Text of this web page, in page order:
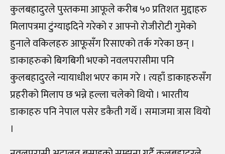
कुलबहादुरले पुस्तकमा आफूले करीब ५० प्रतिशत मुद्दाहरु
मिलापत्रमा टुंग्याइदिने गरेको र आफ्नो रोजीरोटी गुमेको
हुनाले वकिलहरु आफूसँग रिसाएको तर्क गरेका छन् ।
डाकाहरुको बिगबिगी भएको नवलपरासीमा पनि
कुलबहादुरले न्यायाधीश भएर काम गरे । त्यहाँ डाकाहरुसँग
प्रहरीको मिलाप छ भन्ने हल्ला चलेको थियो । भारतीय
डाकाहरु पनि नेपाल पसेर डकैती गर्थे । समाजमा त्रास थियो
।